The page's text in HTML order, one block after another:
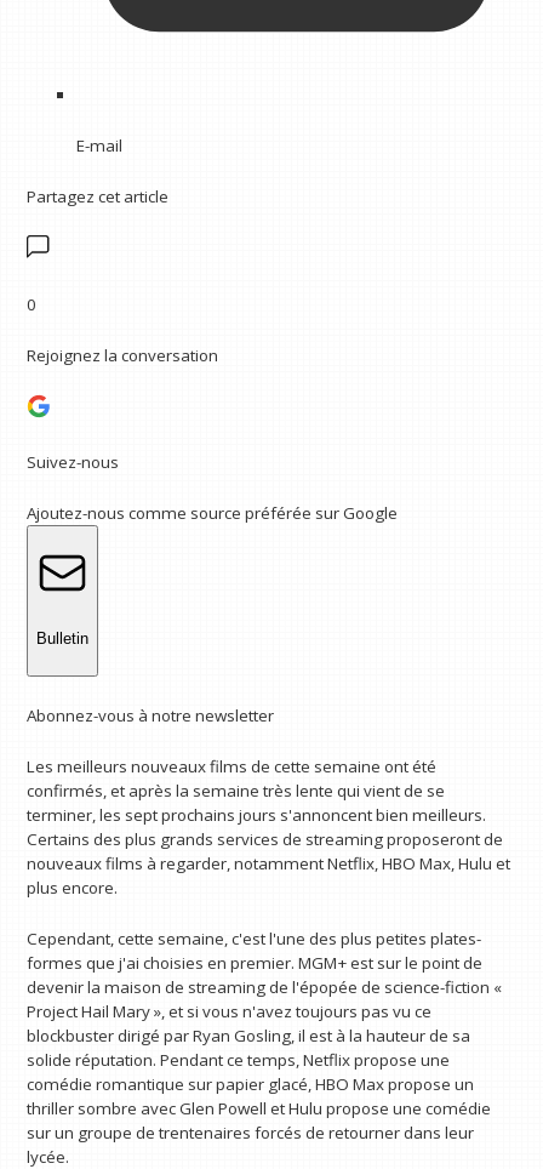
E-mail
Partagez cet article
0
Rejoignez la conversation
Suivez-nous
Ajoutez-nous comme source préférée sur Google
Bulletin
Abonnez-vous à notre newsletter
Les meilleurs nouveaux films de cette semaine ont été
confirmés, et après la semaine très lente qui vient de se
terminer, les sept prochains jours s'annoncent bien meilleurs.
Certains des plus grands services de streaming proposeront de
nouveaux films à regarder, notamment Netflix, HBO Max, Hulu et
plus encore.
Cependant, cette semaine, c'est l'une des plus petites plates-
formes que j'ai choisies en premier. MGM+ est sur le point de
devenir la maison de streaming de l'épopée de science-fiction «
Project Hail Mary », et si vous n'avez toujours pas vu ce
blockbuster dirigé par Ryan Gosling, il est à la hauteur de sa
solide réputation. Pendant ce temps, Netflix propose une
comédie romantique sur papier glacé, HBO Max propose un
thriller sombre avec Glen Powell et Hulu propose une comédie
sur un groupe de trentenaires forcés de retourner dans leur
lycée.